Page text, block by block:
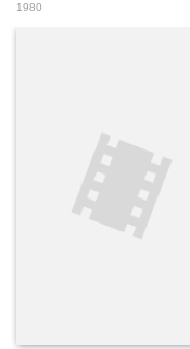
1980